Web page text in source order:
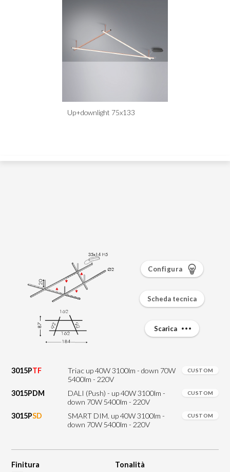
3015PTF
Triac up 40W 3100lm - down 70W
5400lm - 220V
CUSTOM
3015PDM
DALI (Push) - up 40W 3100lm -
down 70W 5400lm - 220V
CUSTOM
3015PSD
SMART DIM. up 40W 3100lm -
down 70W 5400lm - 220V
CUSTOM
Finitura
Tonalità
Configura
Scheda tecnica
Scarica